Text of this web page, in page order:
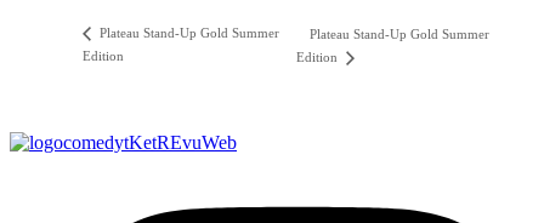
Plateau Stand-Up Gold Summer
Edition
Plateau Stand-Up Gold Summer
Edition